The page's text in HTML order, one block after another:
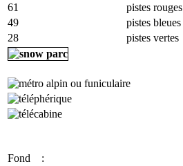
61
pistes rouges
49
pistes bleues
28
pistes vertes
Fond :